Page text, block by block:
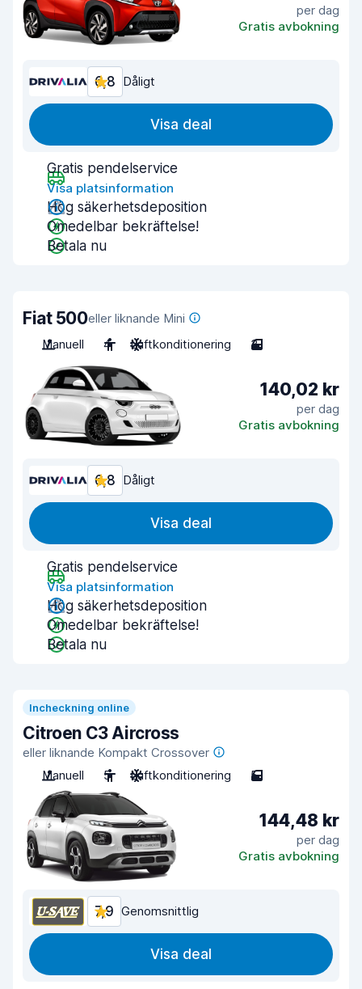
per dag
Gratis avbokning
6,8 Dåligt
Visa deal
Gratis pendelservice
Visa platsinformation
Hög säkerhetsdeposition
Omedelbar bekräftelse!
Betala nu
Fiat 500eller liknande Mini
Manuell
4 Luftkonditionering 3
140,02 kr
per dag
Gratis avbokning
6,8 Dåligt
Visa deal
Gratis pendelservice
Visa platsinformation
Hög säkerhetsdeposition
Omedelbar bekräftelse!
Betala nu
Incheckning online
Citroen C3 Aircross
eller liknande Kompakt Crossover
Manuell
5 Luftkonditionering 5
144,48 kr
per dag
Gratis avbokning
7,9 Genomsnittlig
Visa deal